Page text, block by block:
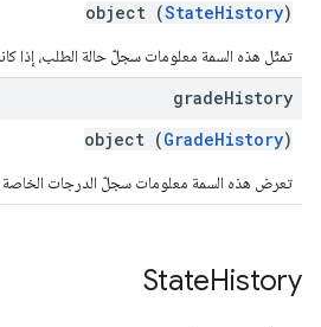
object (StateHistory)
تمثّل هذه السمة معلومات سجلّ حالة الطلب، إذا
gradeHistory
object (GradeHistory)
تعرض هذه السمة معلومات سجلّ الدرجات الخاصة
StateHistory